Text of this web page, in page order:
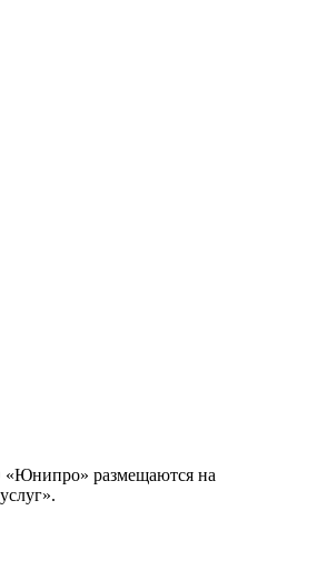
«Юнипро» размещаются на